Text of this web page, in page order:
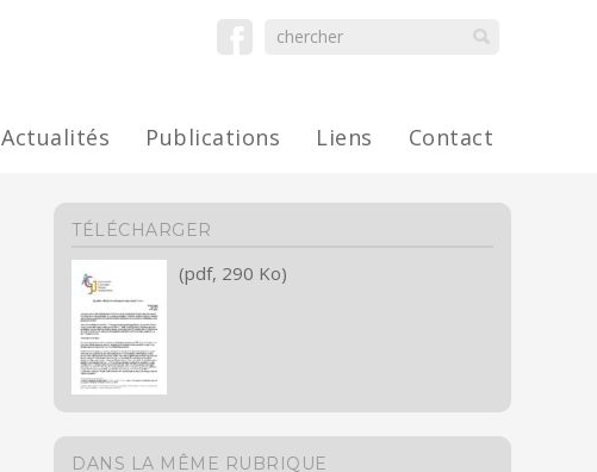
Actualités Publications Liens Contact
TÉLÉCHARGER
(pdf, 290 Ko)
DANS LA MÊME RUBRIQUE